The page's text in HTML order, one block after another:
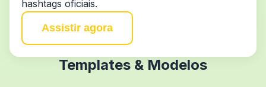
hashtags oficiais.
Assistir agora
Templates & Modelos